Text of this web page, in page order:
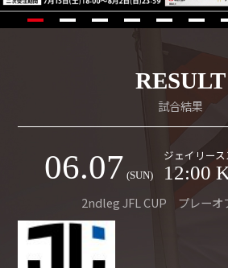
RESULT
試合結果
06.07 (SUN)
ジェイリー
12:00
2ndleg JFL CUP プレーオ